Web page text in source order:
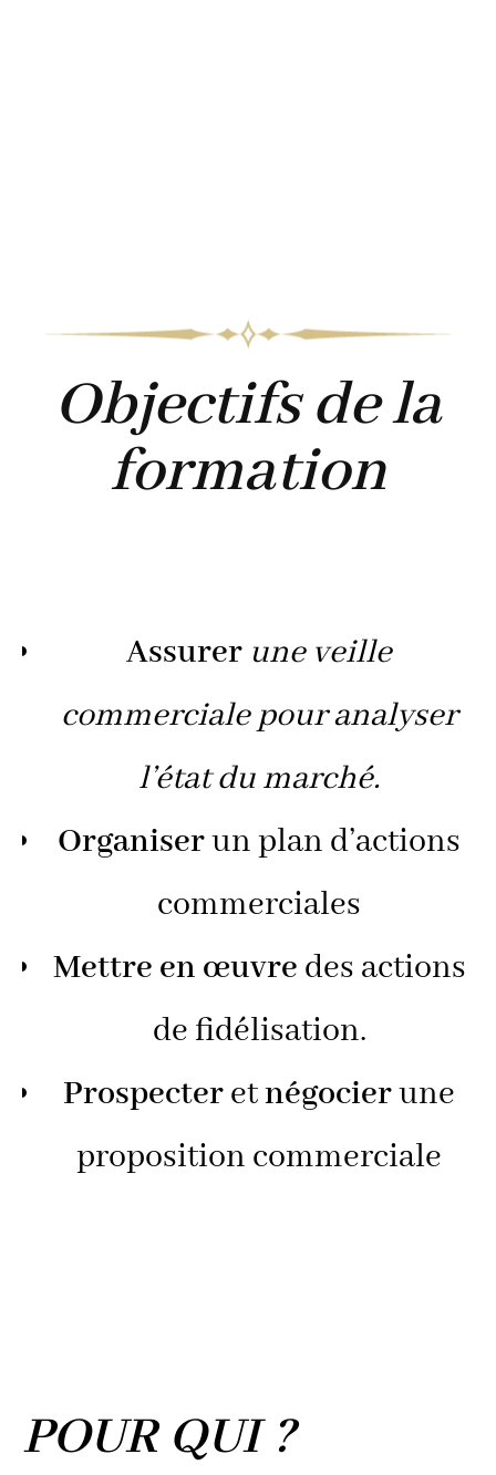
Objectifs de la
formation
Assurer une veille
commerciale pour analyser
l’état du marché.
Organiserun plan d’actions
commerciales
Mettre en œuvre des actions
de fidélisation.
Prospecteretnégocierune
proposition commerciale
POUR QUI ?